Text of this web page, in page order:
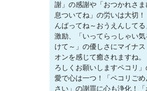
謝」の感謝や「おつかれさま
息ついてね」の労いは大切
んばってね～おうえんして
激励、「いってらっしゃい気
けて～」の優しさにマイナ
オンを感じて癒されますね。
ろしくお願いしますペコリ」
愛で心は一つ！「ペコリごめ
さい」の謝罪に心も浄化！「